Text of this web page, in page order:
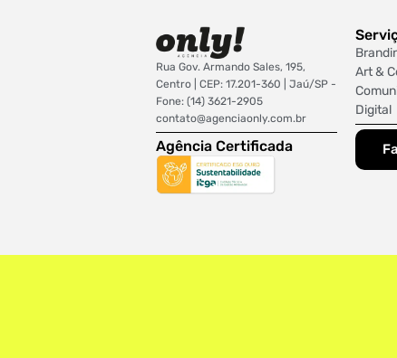
Rua Gov. Armando Sales, 195,
Centro | CEP: 17.201-360 | Jaú/SP -
Fone: (14) 3621-2905
contato@agenciaonly.com.br
Agência Certificada
Art &
Digital